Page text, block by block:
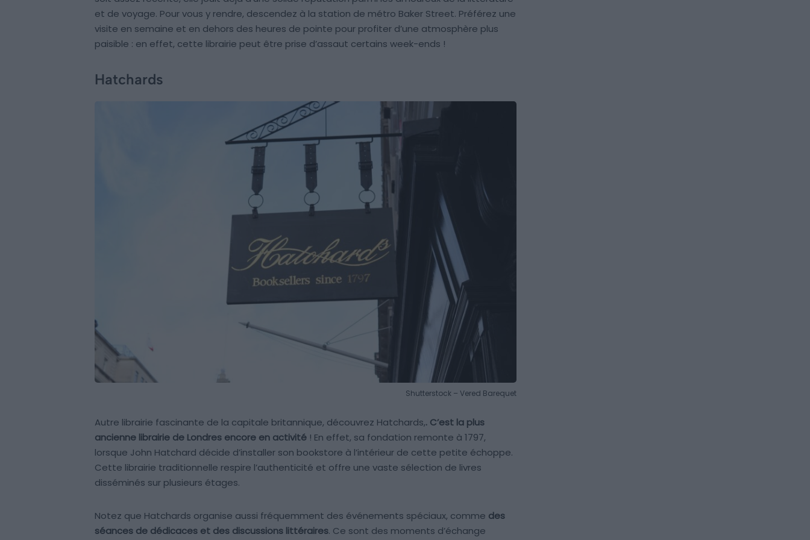
et de voyage. Pour vous y rendre, descendez à la station de métro Baker Street. Préférez une
visite en semaine et en dehors des heures de pointe pour profiter d’une atmosphère plus
paisible : en effet, cette librairie peut être prise d’assaut certains week-ends !
Hatchards
Shutterstock – Vered Barequet
Autre librairie fascinante de la capitale britannique, découvrez Hatchards,. C’est la plus
ancienne librairie de Londres encore en activité ! En effet, sa fondation remonte à 1797,
lorsque John Hatchard décide d’installer son bookstore à l’intérieur de cette petite échoppe.
Cette librairie traditionnelle respire l’authenticité et offre une vaste sélection de livres
disséminés sur plusieurs étages.
Notez que Hatchards organise aussi fréquemment des événements spéciaux, comme des
séances de dédicaces et des discussions littéraires. Ce sont des moments d’échange